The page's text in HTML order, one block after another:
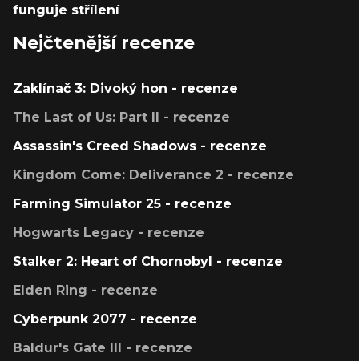
funguje střílení
Nejčtenější recenze
Zaklínač 3: Divoký hon - recenze
The Last of Us: Part II - recenze
Assassin's Creed Shadows - recenze
Kingdom Come: Deliverance 2 - recenze
Farming Simulator 25 - recenze
Hogwarts Legacy - recenze
Stalker 2: Heart of Chornobyl - recenze
Elden Ring - recenze
Cyberpunk 2077 - recenze
Baldur's Gate III - recenze